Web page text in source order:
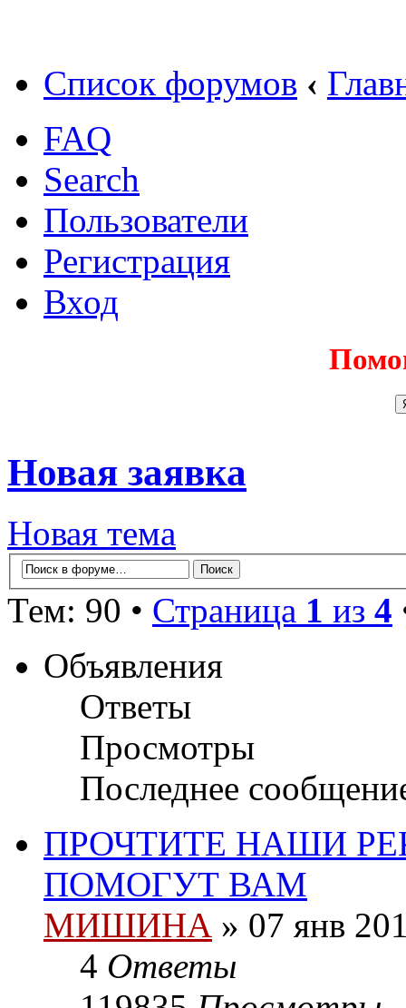
Список форумов ‹
FAQ
Search
Пользователи
Регистрация
Вход
Новая заявка
Новая тема
Тем: 90 • Страница 1 из 4
Объявления
Ответы
Просмотры
Последнее
ПРОЧТИТЕ НАШИ
ПОМОГУТ ВАМ
МИШИНА » 07 янв
4 Ответы